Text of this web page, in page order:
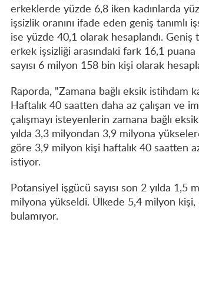
erkeklerde yüzde 6,8 iken kadınlarda
işsizlik oranını ifade eden geniş tanımlı
ise yüzde 40,1 olarak hesaplandı. Geniş
erkek işsizliği arasındaki fark 16,1
sayısı 6 milyon 158 bin kişi olarak
Raporda, "Zamana bağlı eksik istihdam
Haftalık 40 saatten daha az çalışan ve
çalışmayı isteyenlerin zamana bağlı
yılda 3,3 milyondan 3,9 milyona
göre 3,9 milyon kişi haftalık 40 saatten
istiyor.
Potansiyel işgücü sayısı son 2 yılda
milyona yükseldi. Ülkede 5,4 milyon kişi,
bulamıyor.